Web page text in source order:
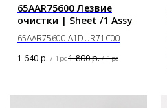
65AAR75600 Лезвие
очистки | Sheet /1 Assy
65AAR75600 A1DUR71C00
1 640р. / 1 pc 1 800р. / 1 pc